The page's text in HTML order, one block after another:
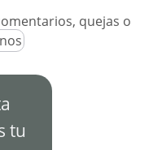
quejas o
tu